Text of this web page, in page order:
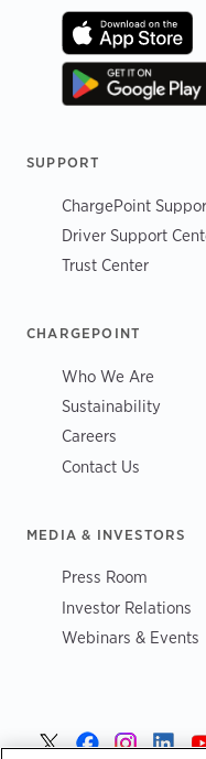
SUPPORT
ChargePoint
Driver Support
Trust Center
CHARGEPOINT
Who We Are
Sustainability
Careers
Contact Us
MEDIA & INVESTORS
Press Room
Investor Relations
Webinars & Events